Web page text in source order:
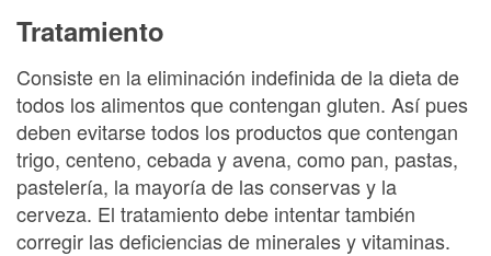
Tratamiento
Consiste en la eliminación indefinida de la dieta de
todos los alimentos que contengan gluten. Así pues
deben evitarse todos los productos que contengan
trigo, centeno, cebada y avena, como pan, pastas,
pastelería, la mayoría de las conservas y la
cerveza. El tratamiento debe intentar también
corregir las deficiencias de minerales y vitaminas.